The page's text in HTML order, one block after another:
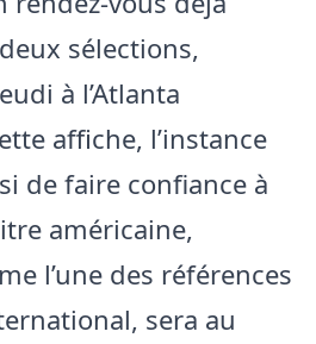
sélections,
à l’Atlanta
affiche, l’instance
de faire confiance à
américaine,
l’une des références
sera au